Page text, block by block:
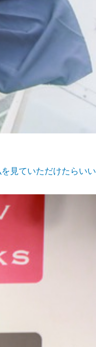
見ていただけたらいい